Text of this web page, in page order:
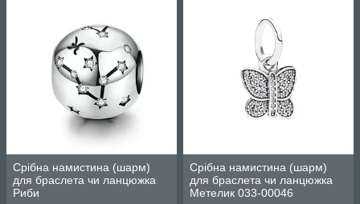
Срібна намистина (шарм)
для браслета чи ланцюжка
Риби
Срібна намистина (шарм)
для браслета чи ланцюжка
Метелик 033-00046